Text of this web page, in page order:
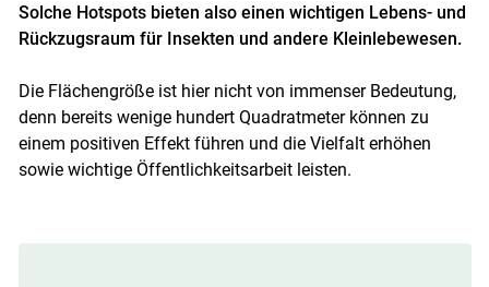
Solche Hotspots bieten also einen wichtigen Lebens- und
Rückzugsraum für Insekten und andere Kleinlebewesen.
Die Flächengröße ist hier nicht von immenser Bedeutung,
denn bereits wenige hundert Quadratmeter können zu
einem positiven Effekt führen und die Vielfalt erhöhen
sowie wichtige Öffentlichkeitsarbeit leisten.